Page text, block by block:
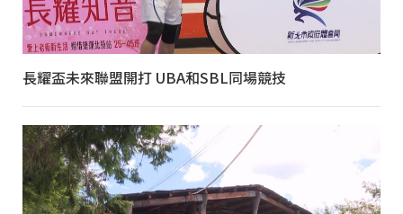
長耀盃未來聯盟開打 UBA和SBL同場競技